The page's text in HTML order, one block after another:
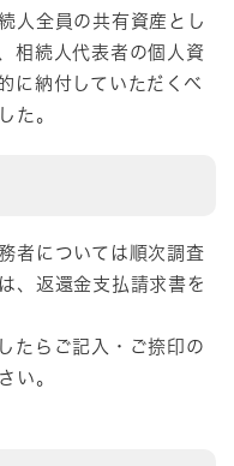
人全員の共有資産とし
相続人代表者の個人資
に納付していただくべ
た。
者については順次調査
、返還金支払請求書を
たらご記入・ご捺印の
い。